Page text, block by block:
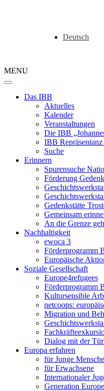
Deutsch
MENU
Das IBB
Aktuelles
Kalender
Veranstaltungen
Die IBB
IBB
Suche
Erinnern
Spurensuche
Förderung
Gedenkstätte
Gemeinsam
An die Grenze
Nachhaltigkeit
ewoca 3
Förderprogramm
Europäische
Soziale Gesellschaft
Europe4refugees
Förderprogramm
Kultursensible
netcoops:
Migration und
Dialog mit der
Europa erfahren
für Junge
für Erwachsene
Internationaler
Generation Europe